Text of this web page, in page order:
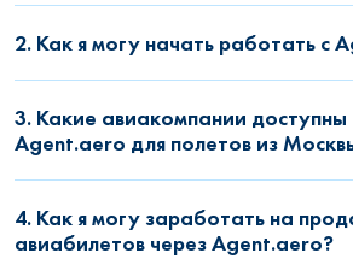
2. Как я могу начать работать с
3. Какие авиакомпании доступны
Agent.aero для полетов из
4. Как я могу заработать на
авиабилетов через Agent.aero?